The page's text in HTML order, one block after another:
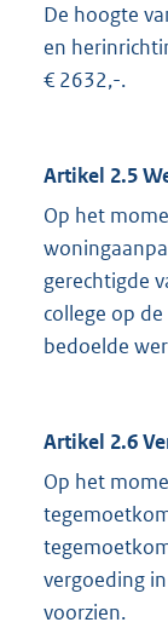
De hoogte
en
€ 2632,-.
Artikel 2.5
Op het
gerechtigde
college op
bedoelde
Artikel 2.6
Op het
vergoeding
voorzien.